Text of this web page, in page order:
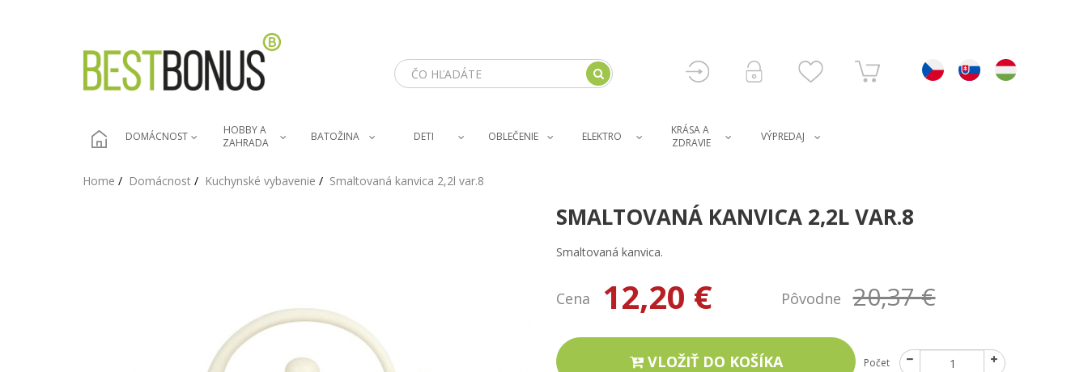
DOMÁCNOST
HOBBY A
ZAHRADA
BATOŽINA DETI OBLEČENIE ELEKTRO
KRÁSA A
ZDRAVIE
VÝPREDAJ
Home Domácnost Kuchynské vybavenie Smaltovaná kanvica 2,2l var.8
SMALTOVANÁ KANVICA 2,2L VAR.8
Smaltovaná kanvica.
Cena 12,20 € Pôvodne 20,37 €
VLOŽIŤ DO KOŠÍKA Počet